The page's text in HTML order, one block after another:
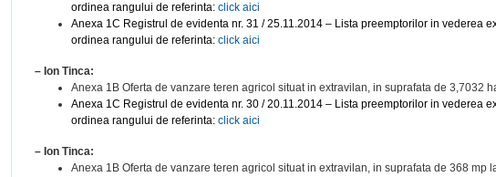
ordinea rangului de referinta: click aici
Anexa 1C Registrul de evidenta nr. 31 / 25.11.2014 – Lista preemptorilor in vederea
ordinea rangului de referinta: click aici
– Ion Tinca:
Anexa 1B Oferta de vanzare teren agricol situat in extravilan, in suprafata de 3,7032
Anexa 1C Registrul de evidenta nr. 30 / 20.11.2014 – Lista preemptorilor in vederea
ordinea rangului de referinta: click aici
– Ion Tinca:
Anexa 1B Oferta de vanzare teren agricol situat in extravilan, in suprafata de 368 mp